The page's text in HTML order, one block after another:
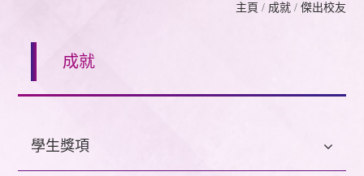
主頁 / 成就 / 傑出校友
成就
學生獎項